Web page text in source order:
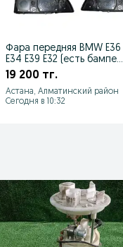
Фара передняя BMW E36
E34 E39 E32 (есть бампер
крыло решетка
19 200 тг.
Астана, Алматинский район
Сегодня в 10:32